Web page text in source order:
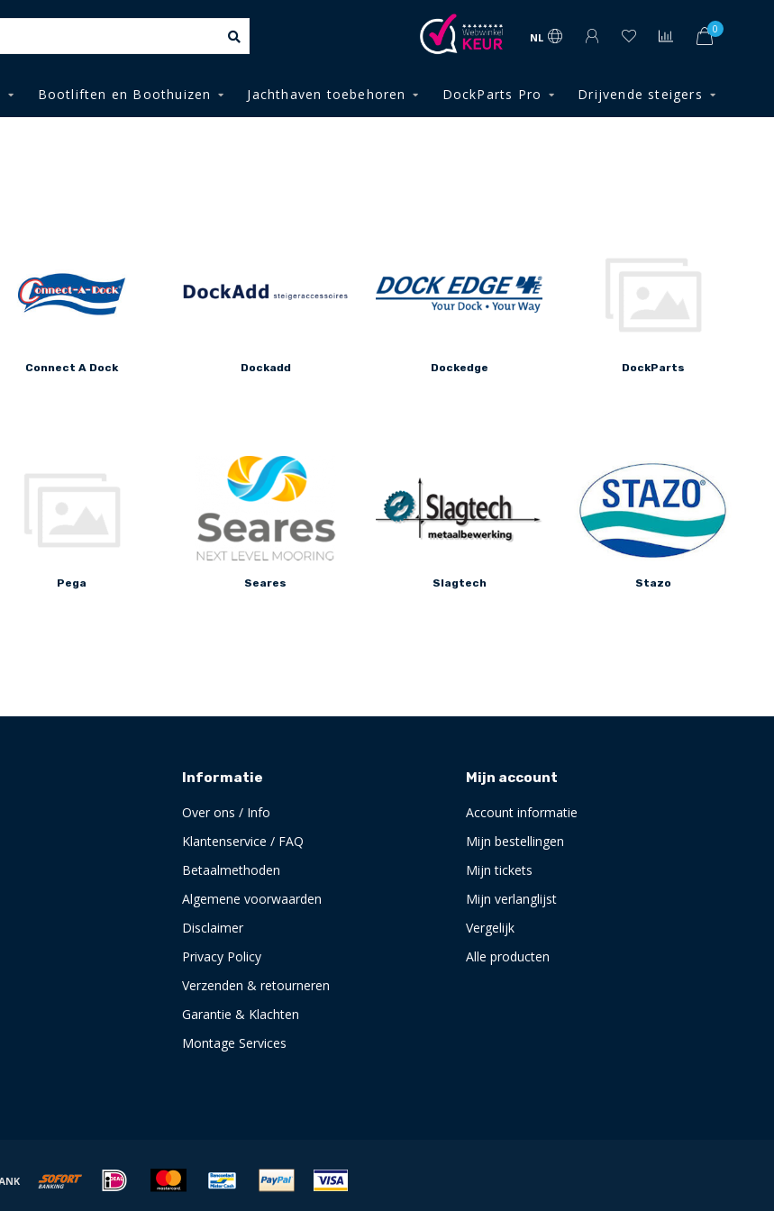
NL
0
Bootliften en Boothuizen Jachthaven toebehoren DockParts Pro Drijvende steigers
Connect A Dock Dockadd Dockedge DockParts
Pega Seares Slagtech Stazo
Informatie
Over ons / Info
Klantenservice / FAQ
Betaalmethoden
Algemene voorwaarden
Disclaimer
Privacy Policy
Verzenden & retourneren
Garantie & Klachten
Montage Services
Mijn account
Account informatie
Mijn bestellingen
Mijn tickets
Mijn verlanglijst
Vergelijk
Alle producten